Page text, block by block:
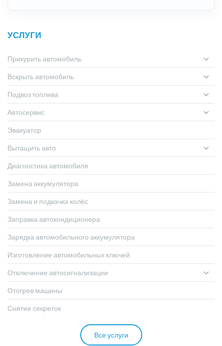
УСЛУГИ
Прикурить автомобиль
Вскрыть автомобиль
Подвоз топлива
Автосервис
Эвакуатор
Вытащить авто
Диагностика автомобиля
Замена аккумулятора
Замена и подкачка колёс
Заправка автокондиционера
Зарядка автомобильного аккумулятора
Изготовление автомобильных ключей
Отключение автосигнализации
Отогрев машины
Снятие секреток
Все услуги